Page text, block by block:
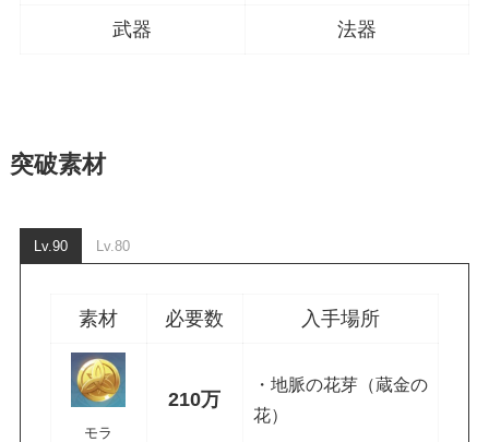
武器 法器
突破素材
Lv.90 Lv.80
素材 必要数 入手場所
モラ
210万
・地脈の花芽（蔵金の
花）